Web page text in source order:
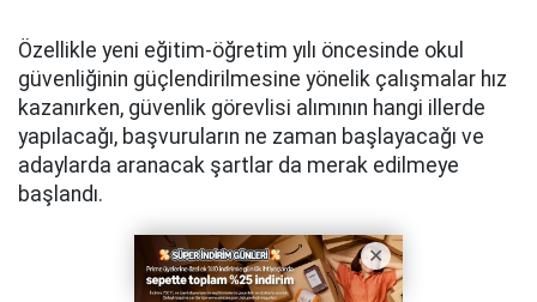
Özellikle yeni eğitim-öğretim yılı öncesinde okul
güvenliğinin güçlendirilmesine yönelik çalışmalar hız
kazanırken, güvenlik görevlisi alımının hangi illerde
yapılacağı, başvuruların ne zaman başlayacağı ve
adaylarda aranacak şartlar da merak edilmeye
başlandı.